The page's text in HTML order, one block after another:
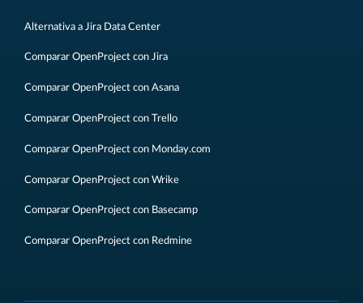
Alternativa a Jira Data Center
Comparar OpenProject con Jira
Comparar OpenProject con Asana
Comparar OpenProject con Trello
Comparar OpenProject con Monday.com
Comparar OpenProject con Wrike
Comparar OpenProject con Basecamp
Comparar OpenProject con Redmine